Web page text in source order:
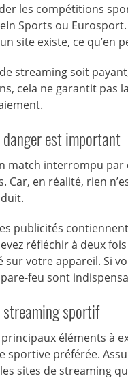
les compétitions
Sports ou
site existe, ce qu’en
streaming soit
cela ne garantit pas
est important
match interrompu
en réalité, rien
publicités
réfléchir à deux
votre appareil. Si
feu sont
streaming sportif
principaux éléments à
préférée.
sites de streaming